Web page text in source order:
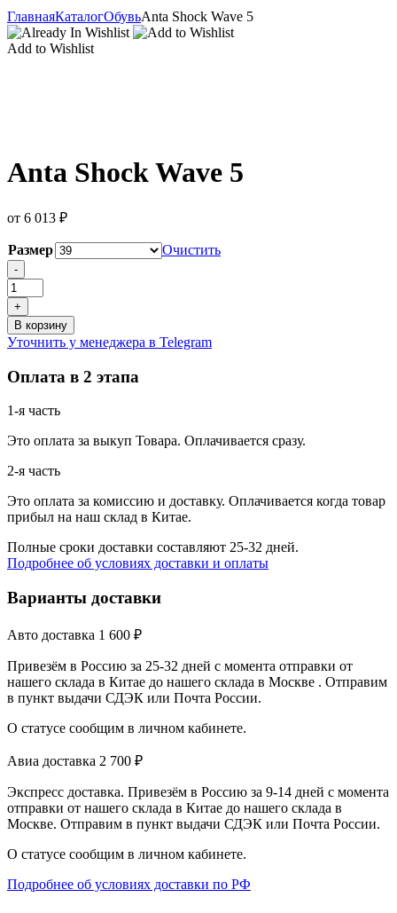
ГлавнаяКаталогОбувьAnta Shock Wave 5
Add to Wishlist
Anta Shock Wave 5
от 6 013 ₽
Размер
Очистить
Количество
товара
Anta
Shock
Wave
5
-
+
В корзину
Уточнить у менеджера в Telegram
Оплата в 2 этапа
1-я часть
Это оплата за выкуп Товара. Оплачивается сразу.
2-я часть
Это оплата за комиссию и доставку. Оплачивается когда товар
прибыл на наш склад в Китае.
Полные сроки доставки составляют 25-32 дней.
Подробнее об условиях доставки и оплаты
Варианты доставки
Авто доставка 1 600 ₽
Привезём в Россию за 25-32 дней с момента отправки от
нашего склада в Китае до нашего склада в Москве . Отправим
в пункт выдачи СДЭК или Почта России.
О статусе сообщим в личном кабинете.
Авиа доставка 2 700 ₽
Экспресс доставка. Привезём в Россию за 9-14 дней с момента
отправки от нашего склада в Китае до нашего склада в
Москве. Отправим в пункт выдачи СДЭК или Почта России.
О статусе сообщим в личном кабинете.
Подробнее об условиях доставки по РФ